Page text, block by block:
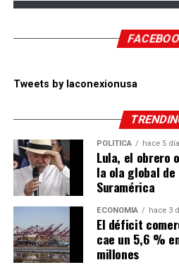
Tweets by laconexionusa
POLÍTICA hace 5
Lula, el obrero
la ola global
Suramérica
ECONOMÍA hace 3
El déficit
cae un 5,6 %
millones